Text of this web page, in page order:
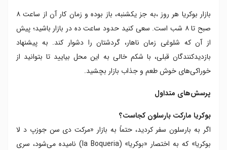
بازار بوکریا هر روز ،به جز یکشنبه، باز بوده و زمان کار آن از ساعت ۸
صبح تا ۸ شب است. سعی کنید حدود ساعت ده در بازار باشید؛ پیش
از آن‌ که شلوغی زمان ناهار، گردشتان را دشوار کند. به پیشنهاد
بازدیدکنندگان قبلی، با شکم خالی به این محل بیایید تا بتوانید از
خوراکی‌های خوش طعم و جذاب بازار بچشید.
پرسش‌های متداول
بوکریا مارکت بارسلون کجاست؟
اگر به بارسلون سفر کردید، حتماً به بازار «مرکت دی سن جوزپ د لا
بوکریا» که به اختصار «بوکریا» (la Boqueria) نامیده می‌‌‌شود، سری